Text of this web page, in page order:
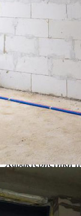
Прямой договор
нежилое
центр, в
жителей первой
получают ключи и
помещения: -
341 (+1)
Навигация
О
Где
Контакты
Другие
Характеристики
Дата размещения
05.11.2024